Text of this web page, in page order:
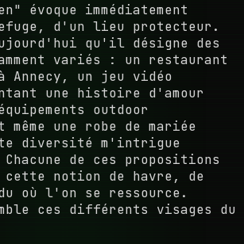
évoque immédiatement
d'un lieu protecteur.
qu'il désigne des
variés : un restaurant
Annecy, un jeu vidéo
une histoire d'amour
outdoor
une robe de mariée
diversité m'intrigue
Chacune de ces propositions
notion de havre, de
où l'on se ressource.
ces différents visages du